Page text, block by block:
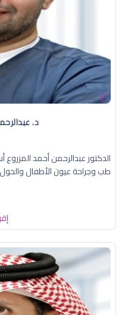
د.
الدكتور عبدالرحمن أحمد
طب وجراحة عيون الأطفال والحول